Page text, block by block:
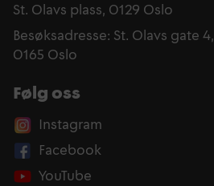
St. Olavs plass, 0129 Oslo
Besøksadresse: St. Olavs gate 4,
0165 Oslo
Følg oss
Instagram
Facebook
YouTube